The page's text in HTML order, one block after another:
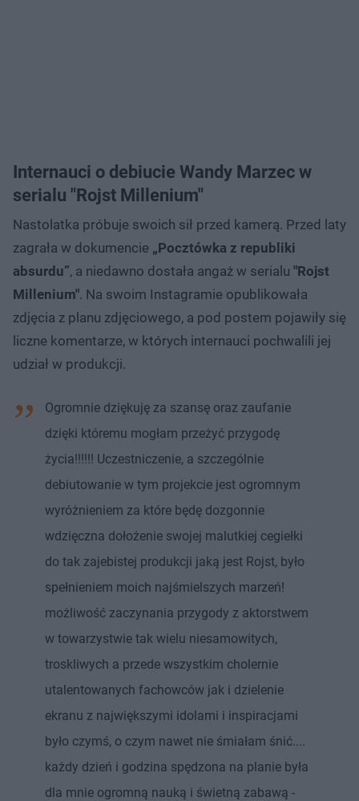
Internauci o debiucie Wandy Marzec w
serialu "Rojst Millenium"
Nastolatka próbuje swoich sił przed kamerą. Przed laty
zagrała w dokumencie „Pocztówka z republiki
absurdu”, a niedawno dostała angaż w serialu "Rojst
Millenium". Na swoim Instagramie opublikowała
zdjęcia z planu zdjęciowego, a pod postem pojawiły się
liczne komentarze, w których internauci pochwalili jej
udział w produkcji.
Ogromnie dziękuję za szansę oraz zaufanie
dzięki któremu mogłam przeżyć przygodę
życia!!!!!! Uczestniczenie, a szczególnie
debiutowanie w tym projekcie jest ogromnym
wyróżnieniem za które będę dozgonnie
wdzięczna dołożenie swojej malutkiej cegiełki
do tak zajebistej produkcji jaką jest Rojst, było
spełnieniem moich najśmielszych marzeń!
możliwość zaczynania przygody z aktorstwem
w towarzystwie tak wielu niesamowitych,
troskliwych a przede wszystkim cholernie
utalentowanych fachowców jak i dzielenie
ekranu z największymi idolami i inspiracjami
było czymś, o czym nawet nie śmiałam śnić....
każdy dzień i godzina spędzona na planie była
dla mnie ogromną nauką i świetną zabawą -